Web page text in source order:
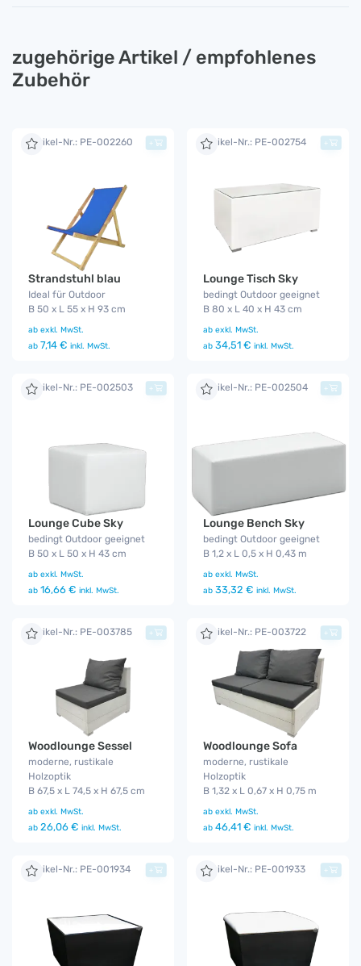
zugehörige Artikel / empfohlenes
Zubehör
Artikel-Nr.: PE-002260
Strandstuhl blau
Ideal für Outdoor
B 50 x L 55 x H 93 cm
ab exkl. MwSt.
ab 7,14 € inkl. MwSt.
+ Artikel-Nr.: PE-002754
Lounge Tisch Sky
bedingt Outdoor geeignet
B 80 x L 40 x H 43 cm
ab exkl. MwSt.
ab 34,51 € inkl. MwSt.
+
Artikel-Nr.: PE-002503
Lounge Cube Sky
bedingt Outdoor geeignet
B 50 x L 50 x H 43 cm
ab exkl. MwSt.
ab 16,66 € inkl. MwSt.
+ Artikel-Nr.: PE-002504
Lounge Bench Sky
bedingt Outdoor geeignet
B 1,2 x L 0,5 x H 0,43 m
ab exkl. MwSt.
ab 33,32 € inkl. MwSt.
+
Artikel-Nr.: PE-003785
Woodlounge Sessel
moderne, rustikale
Holzoptik
B 67,5 x L 74,5 x H 67,5 cm
ab exkl. MwSt.
ab 26,06 € inkl. MwSt.
+ Artikel-Nr.: PE-003722
Woodlounge Sofa
moderne, rustikale
Holzoptik
B 1,32 x L 0,67 x H 0,75 m
ab exkl. MwSt.
ab 46,41 € inkl. MwSt.
+
Artikel-Nr.: PE-001934 + Artikel-Nr.: PE-001933 +